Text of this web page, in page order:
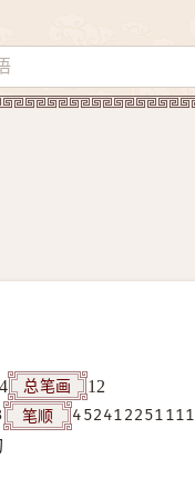
4 总笔画
12
笔顺
452412251111